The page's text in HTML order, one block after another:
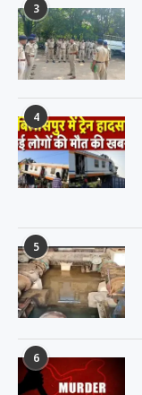
3
4
5
6